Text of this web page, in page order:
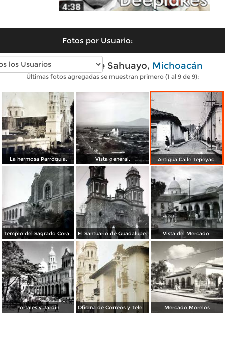
Fotos por Usuario:
Fotos antiguas de Sahuayo, Michoacán
Últimas fotos agregadas se muestran primero (1 al 9 de 9):
La hermosa Parroquia. Vista general. Antigua Calle Tepeyac.
Templo del Sagrado Corazon. El Santuario de Guadalupe. Vista del Mercado.
Portales y Jardin. Oficina de Correos y Telegrafos Mercado Morelos